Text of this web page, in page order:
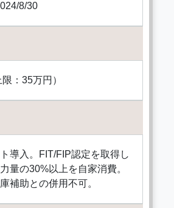
8/30
：35万円）
導入。FIT/FIP認定を取得し
量の30%以上を自家消費。
補助との併用不可。